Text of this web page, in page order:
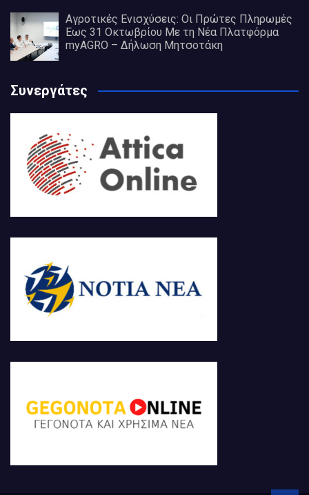
Αγροτικές Ενισχύσεις: Οι Πρώτες Πληρωμές
Έως 31 Οκτωβρίου Με τη Νέα Πλατφόρμα
myAGRO – Δήλωση Μητσοτάκη
Συνεργάτες